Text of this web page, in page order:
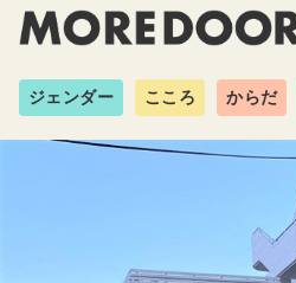
ジェンダー こころ からだ